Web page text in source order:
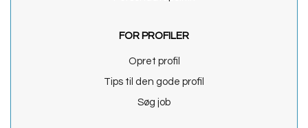
FOR PROFILER
Opret profil
Tips til den gode profil
Søg job